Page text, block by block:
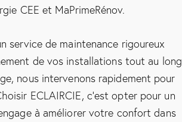
CEE et MaPrimeRénov.
service de maintenance rigoureux
de vos installations tout au long
nous intervenons rapidement pour
ECLAIRCIE, c’est opter pour un
à améliorer votre confort dans